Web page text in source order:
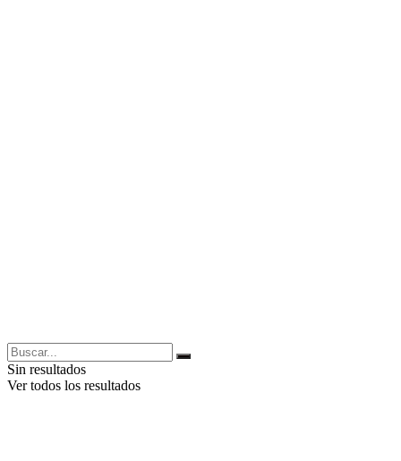
Sin resultados
Ver todos los resultados